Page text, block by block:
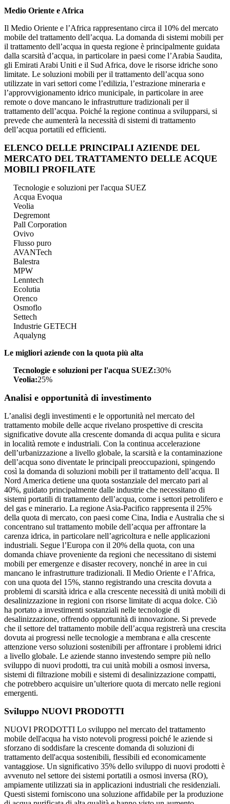
Medio Oriente e Africa
Il Medio Oriente e l’Africa rappresentano circa il 10% del mercato
mobile del trattamento dell’acqua. La domanda di sistemi mobili per
il trattamento dell’acqua in questa regione è principalmente guidata
dalla scarsità d’acqua, in particolare in paesi come l’Arabia Saudita,
gli Emirati Arabi Uniti e il Sud Africa, dove le risorse idriche sono
limitate. Le soluzioni mobili per il trattamento dell’acqua sono
utilizzate in vari settori come l’edilizia, l’estrazione mineraria e
l’approvvigionamento idrico municipale, in particolare in aree
remote o dove mancano le infrastrutture tradizionali per il
trattamento dell’acqua. Poiché la regione continua a svilupparsi, si
prevede che aumenterà la necessità di sistemi di trattamento
dell’acqua portatili ed efficienti.
ELENCO DELLE PRINCIPALI AZIENDE DEL
MERCATO DEL TRATTAMENTO DELLE ACQUE
MOBILI PROFILATE
Tecnologie e soluzioni per l'acqua SUEZ
Acqua Evoqua
Veolia
Degremont
Pall Corporation
Ovivo
Flusso puro
AVANTech
Balestra
MPW
Lenntech
Ecolutia
Orenco
Osmoflo
Settech
Industrie GETECH
Aqualyng
Le migliori aziende con la quota più alta
Tecnologie e soluzioni per l'acqua SUEZ:30%
Veolia:25%
Analisi e opportunità di investimento
L’analisi degli investimenti e le opportunità nel mercato del
trattamento mobile delle acque rivelano prospettive di crescita
significative dovute alla crescente domanda di acqua pulita e sicura
in località remote e industriali. Con la continua accelerazione
dell’urbanizzazione a livello globale, la scarsità e la contaminazione
dell’acqua sono diventate le principali preoccupazioni, spingendo
così la domanda di soluzioni mobili per il trattamento dell’acqua. Il
Nord America detiene una quota sostanziale del mercato pari al
40%, guidato principalmente dalle industrie che necessitano di
sistemi portatili di trattamento dell’acqua, come i settori petrolifero e
del gas e minerario. La regione Asia-Pacifico rappresenta il 25%
della quota di mercato, con paesi come Cina, India e Australia che si
concentrano sul trattamento mobile dell’acqua per affrontare la
carenza idrica, in particolare nell’agricoltura e nelle applicazioni
industriali. Segue l’Europa con il 20% della quota, con una
domanda chiave proveniente da regioni che necessitano di sistemi
mobili per emergenze e disaster recovery, nonché in aree in cui
mancano le infrastrutture tradizionali. Il Medio Oriente e l’Africa,
con una quota del 15%, stanno registrando una crescita dovuta a
problemi di scarsità idrica e alla crescente necessità di unità mobili di
desalinizzazione in regioni con risorse limitate di acqua dolce. Ciò
ha portato a investimenti sostanziali nelle tecnologie di
desalinizzazione, offrendo opportunità di innovazione. Si prevede
che il settore del trattamento mobile dell’acqua registrerà una crescita
dovuta ai progressi nelle tecnologie a membrana e alla crescente
attenzione verso soluzioni sostenibili per affrontare i problemi idrici
a livello globale. Le aziende stanno investendo sempre più nello
sviluppo di nuovi prodotti, tra cui unità mobili a osmosi inversa,
sistemi di filtrazione mobili e sistemi di desalinizzazione compatti,
che potrebbero acquisire un’ulteriore quota di mercato nelle regioni
emergenti.
Sviluppo NUOVI PRODOTTI
NUOVI PRODOTTI Lo sviluppo nel mercato del trattamento
mobile dell'acqua ha visto notevoli progressi poiché le aziende si
sforzano di soddisfare la crescente domanda di soluzioni di
trattamento dell'acqua sostenibili, flessibili ed economicamente
vantaggiose. Un significativo 35% dello sviluppo di nuovi prodotti è
avvenuto nel settore dei sistemi portatili a osmosi inversa (RO),
ampiamente utilizzati sia in applicazioni industriali che residenziali.
Questi sistemi forniscono una soluzione affidabile per la produzione